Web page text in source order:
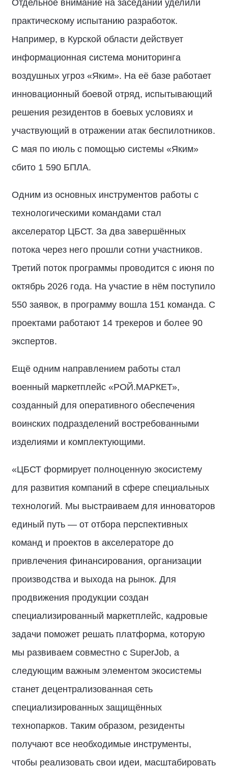
Отдельное внимание на заседании уделили
практическому испытанию разработок.
Например, в Курской области действует
информационная система мониторинга
воздушных угроз «Яким». На её базе работает
инновационный боевой отряд, испытывающий
решения резидентов в боевых условиях и
участвующий в отражении атак беспилотников.
С мая по июль с помощью системы «Яким»
сбито 1 590 БПЛА.
Одним из основных инструментов работы с
технологическими командами стал
акселератор ЦБСТ. За два завершённых
потока через него прошли сотни участников.
Третий поток программы проводится с июня по
октябрь 2026 года. На участие в нём поступило
550 заявок, в программу вошла 151 команда. С
проектами работают 14 трекеров и более 90
экспертов.
Ещё одним направлением работы стал
военный маркетплейс «РОЙ.МАРКЕТ»,
созданный для оперативного обеспечения
воинских подразделений востребованными
изделиями и комплектующими.
«ЦБСТ формирует полноценную экосистему
для развития компаний в сфере специальных
технологий. Мы выстраиваем для инноваторов
единый путь — от отбора перспективных
команд и проектов в акселераторе до
привлечения финансирования, организации
производства и выхода на рынок. Для
продвижения продукции создан
специализированный маркетплейс, кадровые
задачи поможет решать платформа, которую
мы развиваем совместно с SuperJob, а
следующим важным элементом экосистемы
станет децентрализованная сеть
специализированных защищённых
технопарков. Таким образом, резиденты
получают все необходимые инструменты,
чтобы реализовать свои идеи, масштабировать